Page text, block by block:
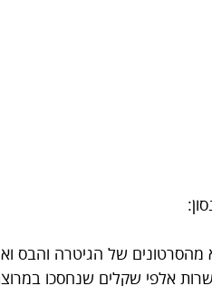
של הגיטרה והבס
אלפי שקלים שנחסכו